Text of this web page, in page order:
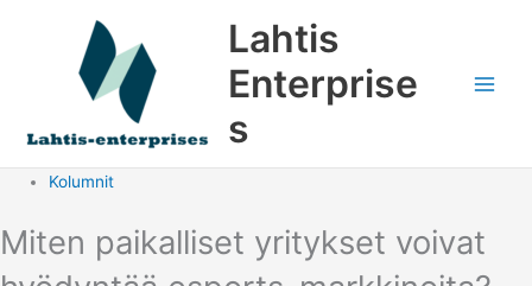
Lahtis
Enterprise
s
Kolumnit
Miten paikalliset yritykset voivat